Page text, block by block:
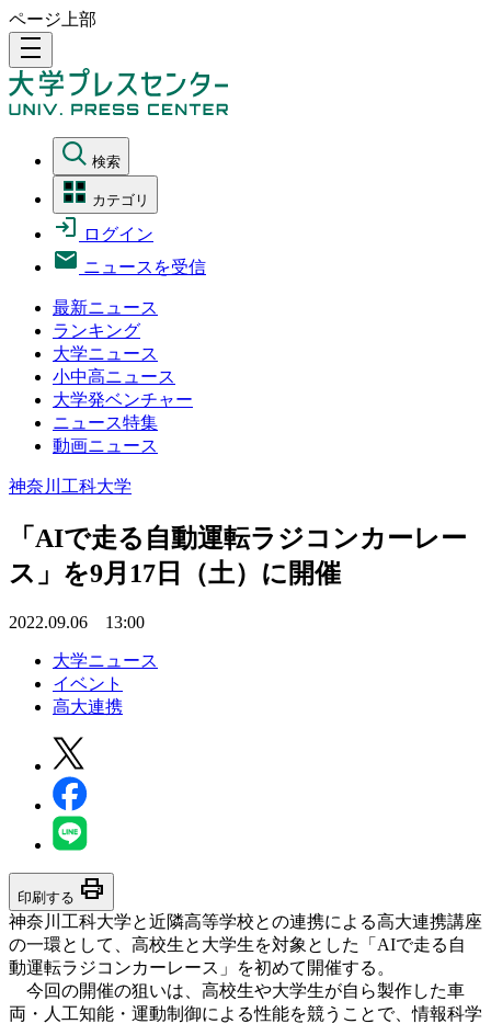
ページ上部
density_medium
検索
カテゴリ
ログイン
ニュースを受信
最新ニュース
ランキング
大学ニュース
小中高ニュース
大学発ベンチャー
ニュース特集
動画ニュース
神奈川工科大学
「AIで走る自動運転ラジコンカーレー
ス」を9月17日（土）に開催
2022.09.06 13:00
大学ニュース
イベント
高大連携
印刷する print
神奈川工科大学と近隣高等学校との連携による高大連携講座
の一環として、高校生と大学生を対象とした「AIで走る自
動運転ラジコンカーレース」を初めて開催する。
今回の開催の狙いは、高校生や大学生が自ら製作した車
両・人工知能・運動制御による性能を競うことで、情報科学